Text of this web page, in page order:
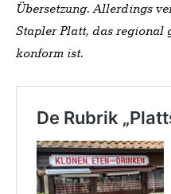
Übersetzung. Allerdings
Stapler Platt, das regional
konform ist.